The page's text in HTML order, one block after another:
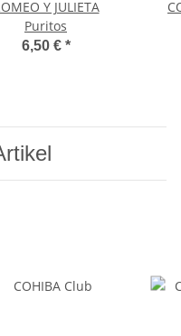
Y JULIETA
Puritos
6,50 € *